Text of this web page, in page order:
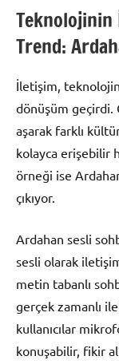
Trend:
İletişim,
dönüşüm geçirdi.
aşarak farklı
kolayca erişebilir
örneği ise
çıkıyor.
Ardahan sesli
sesli olarak
metin tabanlı
gerçek zamanlı
kullanıcılar
konuşabilir, fikir